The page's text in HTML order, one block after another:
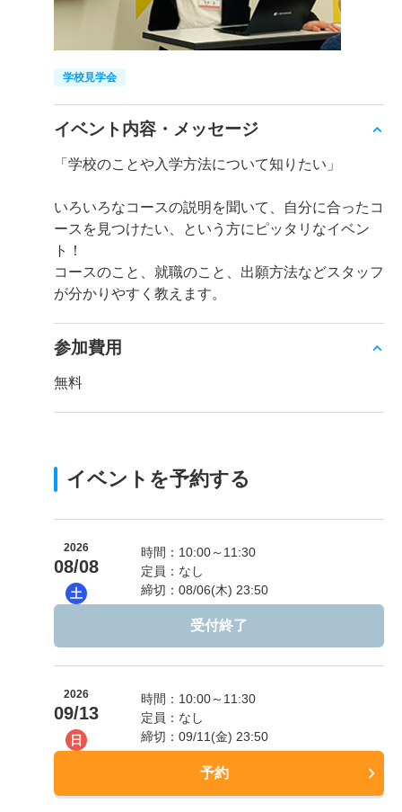
学校見学会
イベント内容・メッセージ
「学校のことや入学方法について知りたい」
いろいろなコースの説明を聞いて、自分に合ったコ
ースを見つけたい、という方にピッタリなイベン
ト！
コースのこと、就職のこと、出願方法などスタッフ
が分かりやすく教えます。
参加費用
無料
イベントを予約する
2026
08/08
土
時間：10:00～11:30
定員：なし
締切：08/06(木) 23:50
受付終了
2026
09/13
日
時間：10:00～11:30
定員：なし
締切：09/11(金) 23:50
予約